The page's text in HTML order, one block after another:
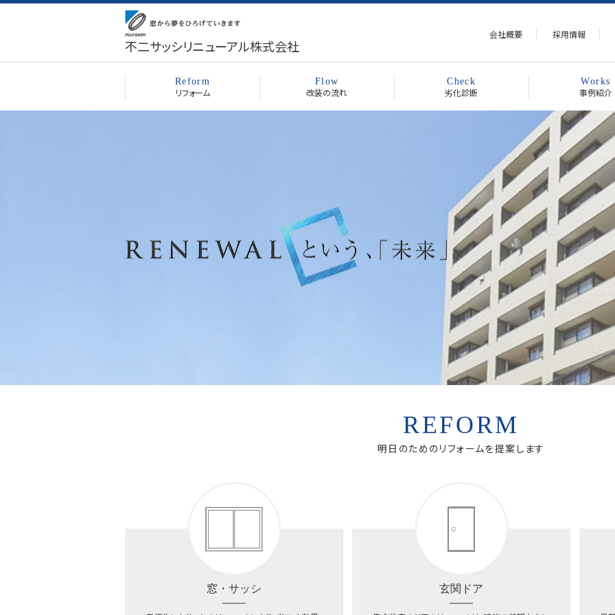
不二サッシリニューアル株式会社
会社概要 採用情報
Reform
リフォーム
Flow
改装の流れ
Check
劣化診断
Works
事例紹介
REFORM
明日のためのリフォームを提案します
窓・サッシ 玄関ドア